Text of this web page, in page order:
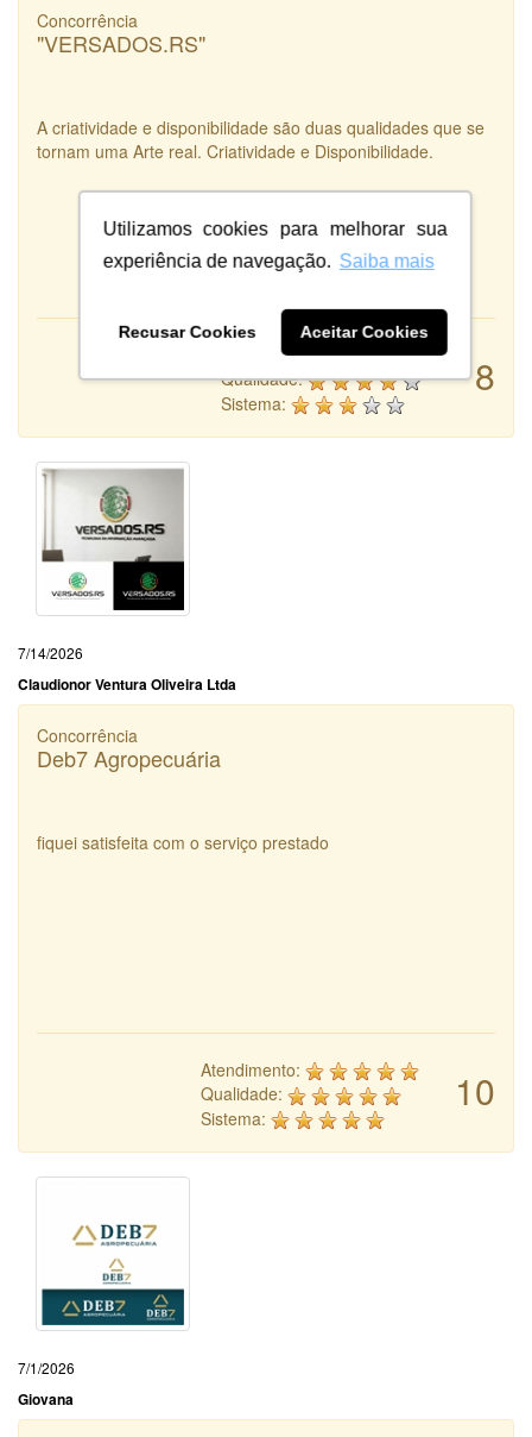
Utilizamos cookies para melhorar sua
experiência de navegação. Saiba mais
Recusar Cookies Aceitar Cookies
Concorrência
"VERSADOS.RS"
A criatividade e disponibilidade são duas qualidades que se
tornam uma Arte real. Criatividade e Disponibilidade.
8
Atendimento:
Qualidade:
Sistema:
7/14/2026
Claudionor Ventura Oliveira Ltda
Concorrência
Deb7 Agropecuária
fiquei satisfeita com o serviço prestado
10
Atendimento:
Qualidade:
Sistema:
7/1/2026
Giovana